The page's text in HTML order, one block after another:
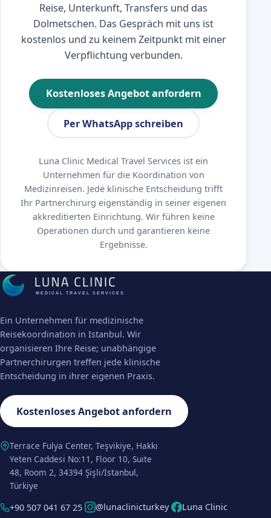
Reise, Unterkunft, Transfers und das
Dolmetschen. Das Gespräch mit uns ist
kostenlos und zu keinem Zeitpunkt mit einer
Verpflichtung verbunden.
Kostenloses Angebot anfordern
Per WhatsApp schreiben
Luna Clinic Medical Travel Services ist ein
Unternehmen für die Koordination von
Medizinreisen. Jede klinische Entscheidung trifft
Ihr Partnerchirurg eigenständig in seiner eigenen
akkreditierten Einrichtung. Wir führen keine
Operationen durch und garantieren keine
Ergebnisse.
MEDICAL TRAVEL SERVICES
Ein Unternehmen für medizinische
Reisekoordination in Istanbul. Wir
organisieren Ihre Reise; unabhängige
Partnerchirurgen treffen jede klinische
Entscheidung in ihrer eigenen Praxis.
Kostenloses Angebot anfordern
Terrace Fulya Center, Teşvikiye, Hakkı
Yeten Caddesi No:11, Floor 10, Suite
48, Room 2, 34394 Şişli/İstanbul,
Türkiye
+90 507 041 67 25
@lunaclinicturkey Luna Clinic